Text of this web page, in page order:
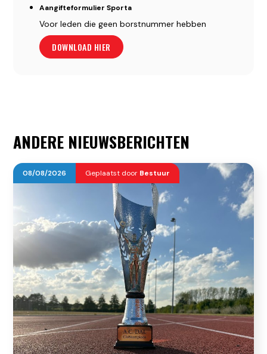
Aangifteformulier Sporta
Voor leden die geen borstnummer hebben
DOWNLOAD HIER
ANDERE NIEUWSBERICHTEN
08/08/2026 Geplaatst door Bestuur